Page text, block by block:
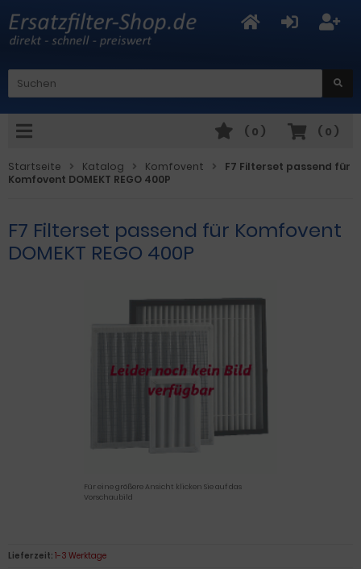
( 0 )
( 0 )
Startseite Katalog Komfovent
F7 Filterset passend für
Komfovent DOMEKT REGO 400P
F7 Filterset passend für Komfovent
DOMEKT REGO 400P
Für eine größere Ansicht klicken Sie auf das
Vorschaubild
Lieferzeit: 1-3 Werktage